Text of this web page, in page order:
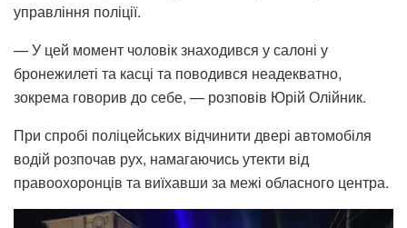
управління поліції.
— У цей момент чоловік знаходився у салоні у
бронежилеті та касці та поводився неадекватно,
зокрема говорив до себе, — розповів Юрій Олійник.
При спробі поліцейських відчинити двері автомобіля
водій розпочав рух, намагаючись утекти від
правоохоронців та виїхавши за межі обласного центра.